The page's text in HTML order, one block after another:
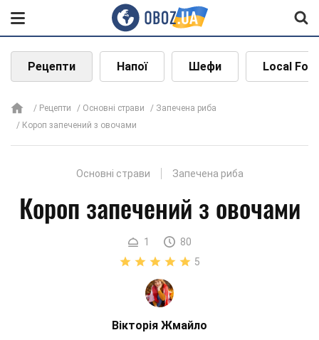
Рецепти Напої Шефи Local
Рецепти Основні страви
Запечена риба
Короп запечений з овочами
Основні страви Запечена риба
Короп запечений з овочами
1
80
5
Вікторія Жмайло